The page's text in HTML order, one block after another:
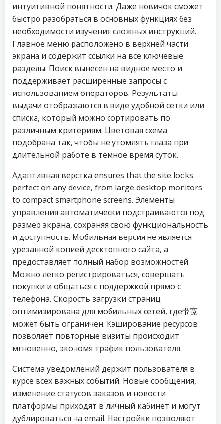
интуитивной понятности. Даже новичок сможет
быстро разобраться в основных функциях без
необходимости изучения сложных инструкций.
Главное меню расположено в верхней части
экрана и содержит ссылки на все ключевые
разделы. Поиск вынесен на видное место и
поддерживает расширенные запросы с
использованием операторов. Результаты
выдачи отображаются в виде удобной сетки или
списка, который можно сортировать по
различным критериям. Цветовая схема
подобрана так, чтобы не утомлять глаза при
длительной работе в темное время суток.
Адаптивная верстка ensures that the site looks
perfect on any device, from large desktop monitors
to compact smartphone screens. Элементы
управления автоматически подстраиваются под
размер экрана, сохраняя свою функциональность
и доступность. Мобильная версия не является
урезанной копией десктопного сайта, а
предоставляет полный набор возможностей.
Можно легко регистрироваться, совершать
покупки и общаться с поддержкой прямо с
телефона. Скорость загрузки страниц
оптимизирована для мобильных сетей, где带宽
может быть ограничен. Кэширование ресурсов
позволяет повторные визиты происходит
мгновенно, экономя трафик пользователя.
Система уведомлений держит пользователя в
курсе всех важных событий. Новые сообщения,
изменение статусов заказов и новости
платформы приходят в личный кабинет и могут
дублироваться на email. Настройки позволяют